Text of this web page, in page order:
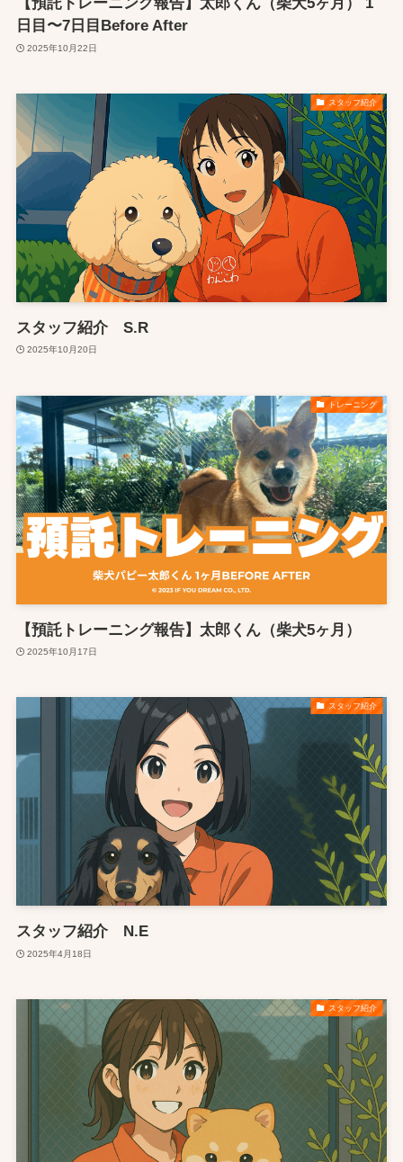
日目〜7日目Before After
2025年10月22日
スタッフ紹介
スタッフ紹介 S.R
2025年10月20日
トレーニング
【預託トレーニング報告】太郎くん（柴犬5ヶ月）
2025年10月17日
スタッフ紹介
スタッフ紹介 N.E
2025年4月18日
スタッフ紹介